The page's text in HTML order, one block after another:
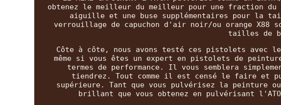
obtenez le meilleur du meilleur pour une fraction du
aiguille et une buse supplémentaires pour la
verrouillage de capuchon d'air noir/ou orange
tailles de
Côte à côte, nous avons testé ces pistolets avec
même si vous êtes un expert en pistolets de
termes de performance. Il vous semblera
tiendrez. Tout comme il est censé le faire et
supérieure. Tant que vous pulvérisez la
brillant que vous obtenez en pulvérisant